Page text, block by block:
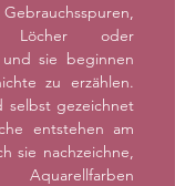
Löcher oder
sie beginnen
zu erzählen.
selbst gezeichnet
entstehen am
sie nachzeichne,